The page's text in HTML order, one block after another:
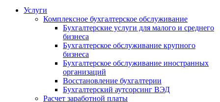
Услуги
Комплексное бухгалтерское обслуживание
Бухгалтерские услуги для малого и среднего
бизнеса
Бухгалтерское обслуживание крупного
бизнеса
Бухгалтерское обслуживание иностранных
организаций
Восстановление бухгалтерии
Бухгалтерский аутсорсинг ВЭД
Расчет заработной платы